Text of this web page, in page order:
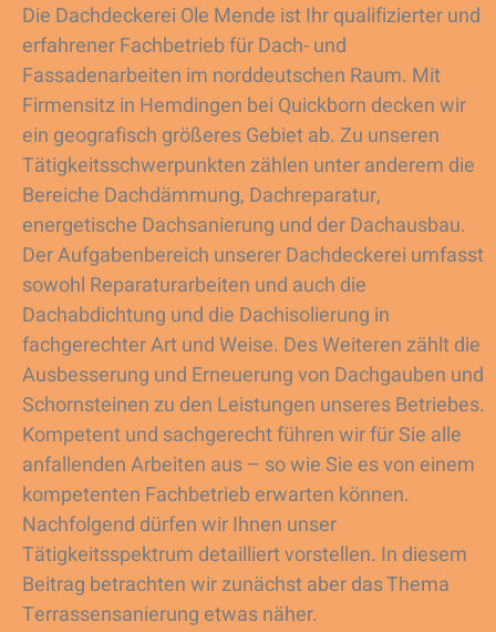
Die Dachdeckerei Ole Mende ist Ihr qualifizierter und
erfahrener Fachbetrieb für Dach- und
Fassadenarbeiten im norddeutschen Raum. Mit
Firmensitz in Hemdingen bei Quickborn decken wir
ein geografisch größeres Gebiet ab. Zu unseren
Tätigkeitsschwerpunkten zählen unter anderem die
Bereiche Dachdämmung, Dachreparatur,
energetische Dachsanierung und der Dachausbau.
Der Aufgabenbereich unserer Dachdeckerei umfasst
sowohl Reparaturarbeiten und auch die
Dachabdichtung und die Dachisolierung in
fachgerechter Art und Weise. Des Weiteren zählt die
Ausbesserung und Erneuerung von Dachgauben und
Schornsteinen zu den Leistungen unseres Betriebes.
Kompetent und sachgerecht führen wir für Sie alle
anfallenden Arbeiten aus – so wie Sie es von einem
kompetenten Fachbetrieb erwarten können.
Nachfolgend dürfen wir Ihnen unser
Tätigkeitsspektrum detailliert vorstellen. In diesem
Beitrag betrachten wir zunächst aber das Thema
Terrassensanierung etwas näher.